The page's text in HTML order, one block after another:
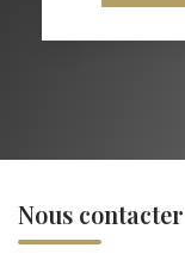
Nous contacter